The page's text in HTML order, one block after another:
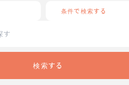
条件で検索する
検索する